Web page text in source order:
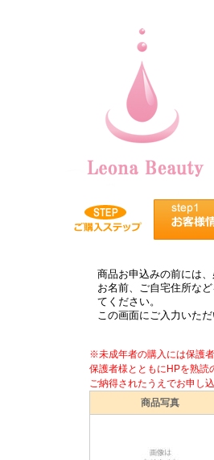
商品お申込みの前には
お名前、ご自宅住所な
てください。
この画面にご入力いた
※未成年者の購入には保護者
保護者様とともにHPを熟読
ご納得されたうえでお申し
商品写真